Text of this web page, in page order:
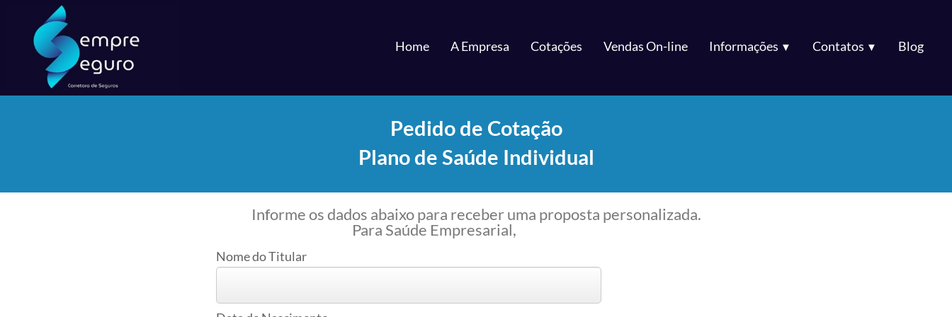
Home A Empresa Cotações Vendas On-line Informações ▼ Contatos ▼ Blog
Pedido de Cotação
Plano de Saúde Individual
Informe os dados abaixo para receber uma proposta personalizada.
Para Saúde Empresarial,
Nome do Titular